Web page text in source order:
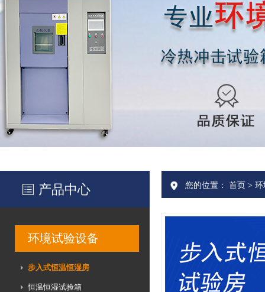
产品中心
环境试验设备
步入式恒温恒湿房
恒温恒湿试验箱
您的位置： 首页 > 环